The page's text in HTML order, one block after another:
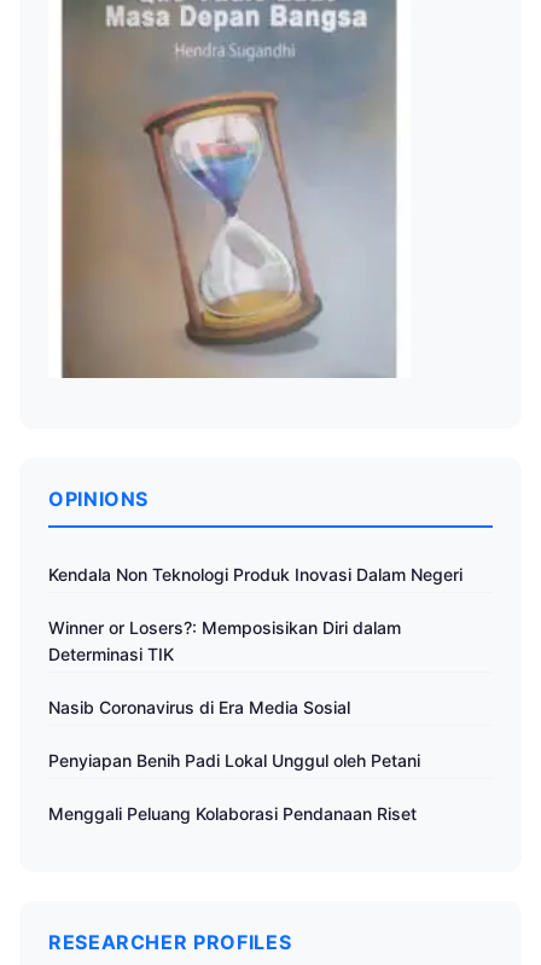
OPINIONS
Kendala Non Teknologi Produk Inovasi Dalam Negeri
Winner or Losers?: Memposisikan Diri dalam
Determinasi TIK
Nasib Coronavirus di Era Media Sosial
Penyiapan Benih Padi Lokal Unggul oleh Petani
Menggali Peluang Kolaborasi Pendanaan Riset
RESEARCHER PROFILES